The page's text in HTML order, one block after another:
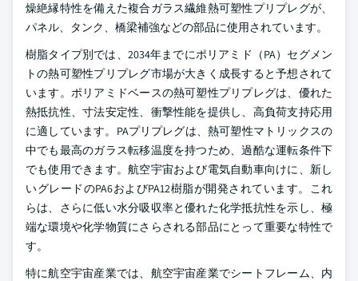
燥絶縁特性を備えた複合ガラス繊維熱可塑性プリプレグが、
パネル、タンク、橋梁補強などの部品に使用されています。
樹脂タイプ別では、2034年までにポリアミド（PA）セグメン
トの熱可塑性プリプレグ市場が大きく成長すると予想されて
います。ポリアミドベースの熱可塑性プリプレグは、優れた
熱抵抗性、寸法安定性、衝撃性能を提供し、高負荷支持応用
に適しています。PAプリプレグは、熱可塑性マトリックスの
中でも最高のガラス転移温度を持つため、過酷な運転条件下
でも使用できます。航空宇宙および電気自動車向けに、新し
いグレードのPA6およびPA12樹脂が開発されています。これ
らは、さらに低い水分吸収率と優れた化学抵抗性を示し、極
端な環境や化学物質にさらされる部品にとって重要な特性で
す。
特に航空宇宙産業では、航空宇宙産業でシートフレーム、内